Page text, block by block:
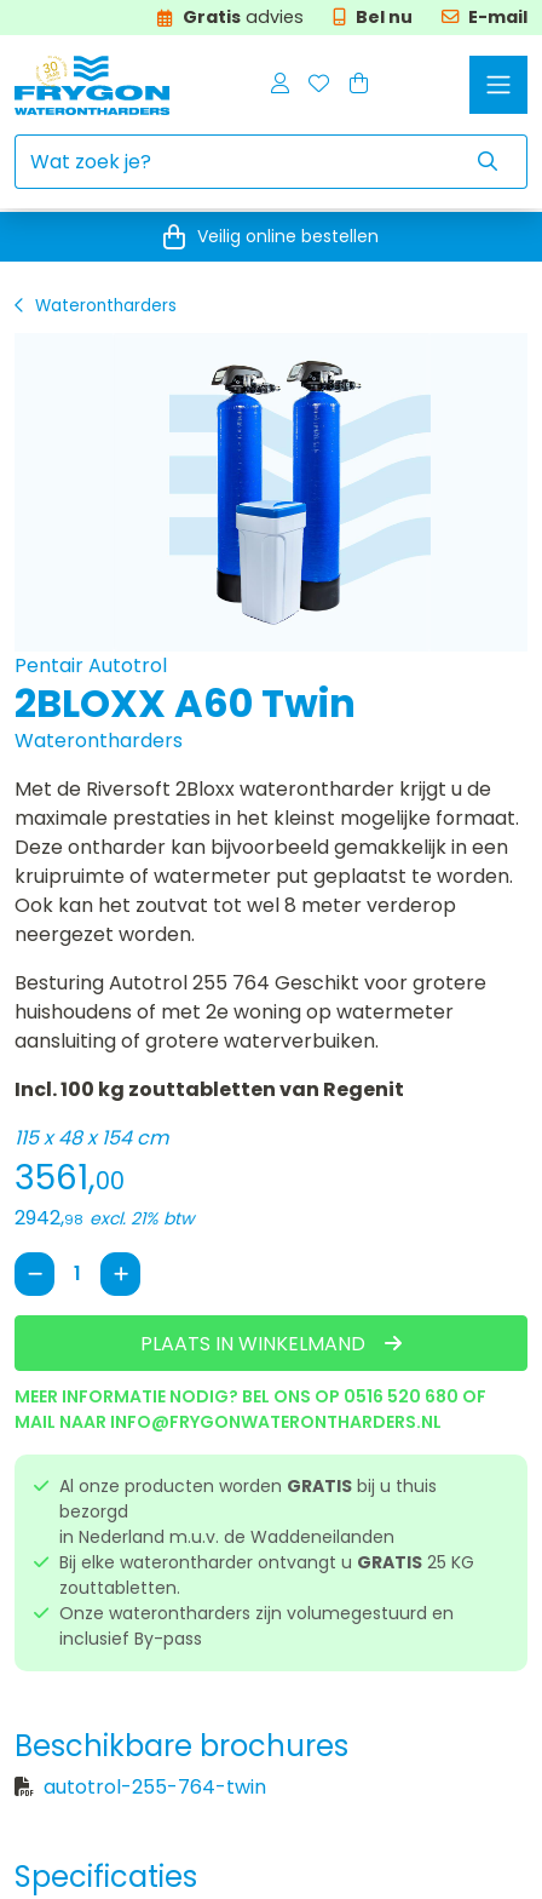
Gratis advies Bel nu E-mail
Veilig online bestellen
Waterontharders
Pentair Autotrol
2BLOXX A60 Twin
Waterontharders
Met de Riversoft 2Bloxx waterontharder krijgt u de
maximale prestaties in het kleinst mogelijke formaat.
Deze ontharder kan bijvoorbeeld gemakkelijk in een
kruipruimte of watermeter put geplaatst te worden.
Ook kan het zoutvat tot wel 8 meter verderop
neergezet worden.
Besturing Autotrol 255 764 Geschikt voor grotere
huishoudens of met 2e woning op watermeter
aansluiting of grotere waterverbuiken.
Incl. 100 kg zouttabletten van Regenit
115 x 48 x 154 cm
3561,00
2942,98 excl. 21% btw
PLAATS IN WINKELMAND
MEER INFORMATIE NODIG? BEL ONS OP 0516 520 680 OF
MAIL NAAR INFO@FRYGONWATERONTHARDERS.NL
Al onze producten worden GRATIS bij u thuis
bezorgd
in Nederland m.u.v. de Waddeneilanden
Bij elke waterontharder ontvangt u GRATIS 25 KG
zouttabletten.
Onze waterontharders zijn volumegestuurd en
inclusief By-pass
Beschikbare brochures
autotrol-255-764-twin
Specificaties